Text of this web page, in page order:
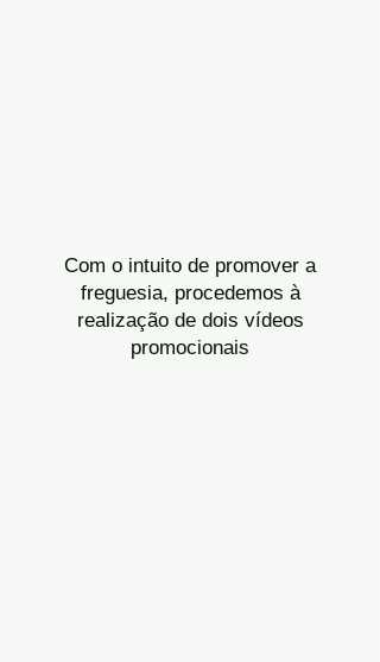
Com o intuito de promover a
freguesia, procedemos à
realização de dois vídeos
promocionais